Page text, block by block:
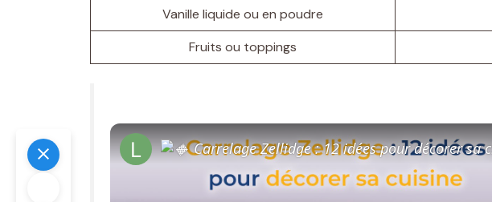
Vanille liquide ou en poudre
Fruits ou toppings
Carrelage Zellidge : 12 idées pour décorer sa cuisine